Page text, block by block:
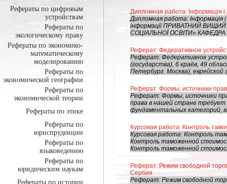
Рефераты по цифровым
устройствам
Рефераты по
экологическому праву
Рефераты по экономико-
математическому
моделированию
Рефераты по
экономической географии
Рефераты по
экономической теории
Рефераты по этике
Рефераты по
юриспруденции
Рефераты по
языковедению
Рефераты по
юридическим наукам
Рефераты по истории
Дипломная работа: Інформація і
Дипломная работа: Інформація і
інформації ПРИВАТНИЙ
СОЦІАЛЬНОЇ ОСВІТИ»
Реферат: Федеративное
Реферат: Федеративное
(государства), 6 краёв, 49
Петербург. Москва),
Реферат: Формы, источники
Реферат: Формы, источники
права в нашей стране требует
фундаментальных категорий,
Курсовая работа: Контроль
Курсовая работа: Контроль
Контроль таможенной
Контроль таможенной
Реферат: Режим свободной
Сербия
Реферат: Режим свободной